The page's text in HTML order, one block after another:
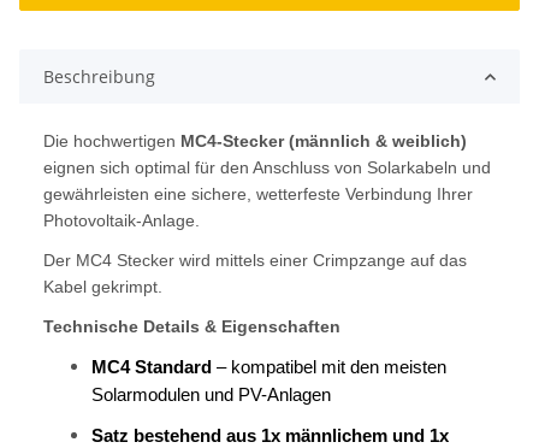
Beschreibung
Die hochwertigen MC4-Stecker (männlich & weiblich)
eignen sich optimal für den Anschluss von Solarkabeln und
gewährleisten eine sichere, wetterfeste Verbindung Ihrer
Photovoltaik-Anlage.
Der MC4 Stecker wird mittels einer Crimpzange auf das
Kabel gekrimpt.
Technische Details & Eigenschaften
MC4 Standard – kompatibel mit den meisten
Solarmodulen und PV-Anlagen
Satz bestehend aus 1x männlichem und 1x